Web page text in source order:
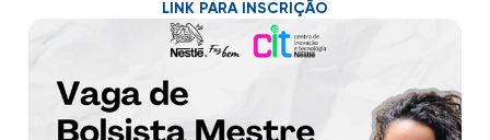
LINK PARA INSCRIÇÃO